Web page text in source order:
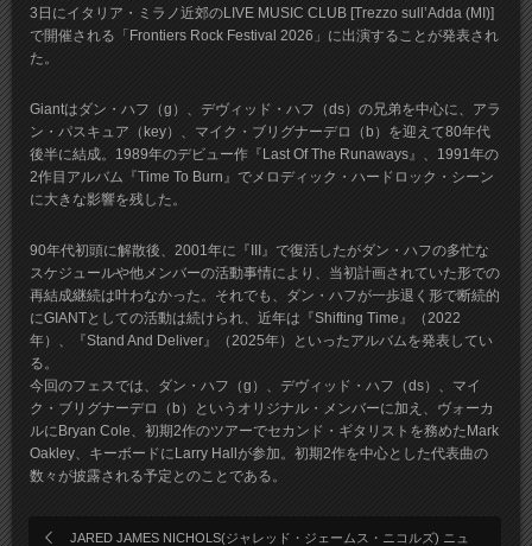
3日にイタリア・ミラノ近郊のLIVE MUSIC CLUB [Trezzo sull’Adda (MI)]
で開催される「Frontiers Rock Festival 2026」に出演することが発表され
た。
Giantはダン・ハフ（g）、デヴィッド・ハフ（ds）の兄弟を中心に、アラ
ン・パスキュア（key）、マイク・ブリグナーデロ（b）を迎えて80年代
後半に結成。1989年のデビュー作『Last Of The Runaways』、1991年の
2作目アルバム『Time To Burn』でメロディック・ハードロック・シーン
に大きな影響を残した。
90年代初頭に解散後、2001年に『III』で復活したがダン・ハフの多忙な
スケジュールや他メンバーの活動事情により、当初計画されていた形での
再結成継続は叶わなかった。それでも、ダン・ハフが一歩退く形で断続的
にGIANTとしての活動は続けられ、近年は『Shifting Time』（2022
年）、『Stand And Deliver』（2025年）といったアルバムを発表してい
る。
今回のフェスでは、ダン・ハフ（g）、デヴィッド・ハフ（ds）、マイ
ク・ブリグナーデロ（b）というオリジナル・メンバーに加え、ヴォーカ
ルにBryan Cole、初期2作のツアーでセカンド・ギタリストを務めたMark
Oakley、キーボードにLarry Hallが参加。初期2作を中心とした代表曲の
数々が披露される予定とのことである。
JARED JAMES NICHOLS(ジャレッド・ジェームス・ニコルズ) ニュ